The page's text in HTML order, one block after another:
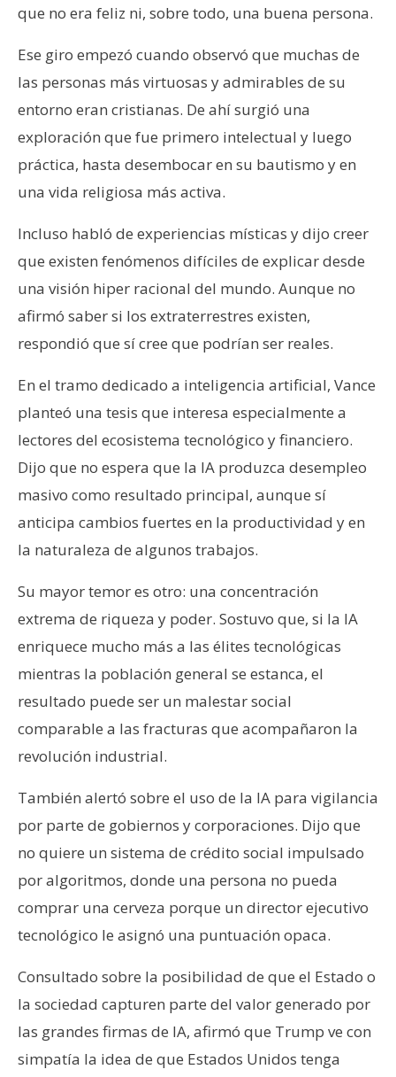
que no era feliz ni, sobre todo, una buena persona.
Ese giro empezó cuando observó que muchas de
las personas más virtuosas y admirables de su
entorno eran cristianas. De ahí surgió una
exploración que fue primero intelectual y luego
práctica, hasta desembocar en su bautismo y en
una vida religiosa más activa.
Incluso habló de experiencias místicas y dijo creer
que existen fenómenos difíciles de explicar desde
una visión hiper racional del mundo. Aunque no
afirmó saber si los extraterrestres existen,
respondió que sí cree que podrían ser reales.
En el tramo dedicado a inteligencia artificial, Vance
planteó una tesis que interesa especialmente a
lectores del ecosistema tecnológico y financiero.
Dijo que no espera que la IA produzca desempleo
masivo como resultado principal, aunque sí
anticipa cambios fuertes en la productividad y en
la naturaleza de algunos trabajos.
Su mayor temor es otro: una concentración
extrema de riqueza y poder. Sostuvo que, si la IA
enriquece mucho más a las élites tecnológicas
mientras la población general se estanca, el
resultado puede ser un malestar social
comparable a las fracturas que acompañaron la
revolución industrial.
También alertó sobre el uso de la IA para vigilancia
por parte de gobiernos y corporaciones. Dijo que
no quiere un sistema de crédito social impulsado
por algoritmos, donde una persona no pueda
comprar una cerveza porque un director ejecutivo
tecnológico le asignó una puntuación opaca.
Consultado sobre la posibilidad de que el Estado o
la sociedad capturen parte del valor generado por
las grandes firmas de IA, afirmó que Trump ve con
simpatía la idea de que Estados Unidos tenga